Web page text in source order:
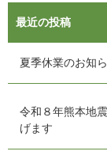
最近の投稿
夏季休業のお知
令和８年熊本地
げます